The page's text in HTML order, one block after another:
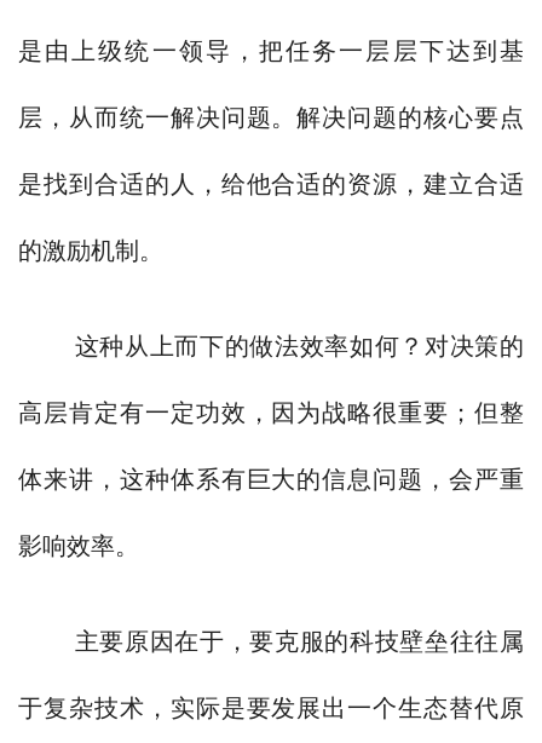
是由上级统一领导，把任务一层层下达到基
层，从而统一解决问题。解决问题的核心要点
是找到合适的人，给他合适的资源，建立合适
的激励机制。
这种从上而下的做法效率如何？对决策的
高层肯定有一定功效，因为战略很重要；但整
体来讲，这种体系有巨大的信息问题，会严重
影响效率。
主要原因在于，要克服的科技壁垒往往属
于复杂技术，实际是要发展出一个生态替代原